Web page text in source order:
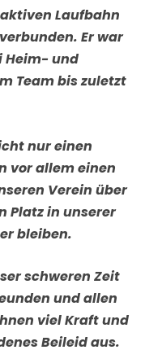
Laufbahn
Er war
Heim- und
Team bis zuletzt
nur einen
vor allem einen
Verein über
Platz in unserer
bleiben.
schweren Zeit
und allen
viel Kraft und
Beileid aus.